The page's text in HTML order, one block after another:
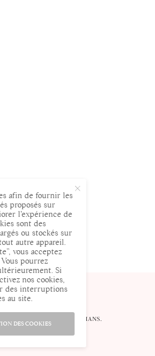
LE SITE DES FUTURES MAMANS.
afin de fournir les
proposés sur
l’expérience de
sont des
ou stockés sur
autre appareil.
vous acceptez
pourrez
Si
nos cookies,
des interruptions
au site.
DES COOKIES